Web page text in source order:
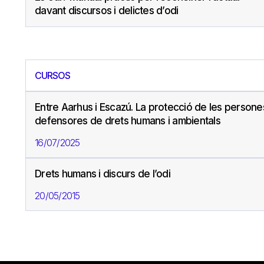
davant discursos i delictes d’odi
CURSOS
Entre Aarhus i Escazú. La protecció de les
defensores de drets humans i ambientals
16/07/2025
Drets humans i discurs de l’odi
20/05/2015